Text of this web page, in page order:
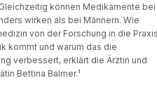
können Medikamente bei
wirken als bei Männern. Wie
von der Forschung in die Praxis
kommt und warum das die
verbessert, erklärt die Ärztin und
Bettina Balmer.¹